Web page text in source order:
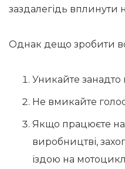
заздалегідь вплинути
Однак дещо зробити
Уникайте занадто
Не вмикайте
Якщо працюєте
виробництві,
їздою на